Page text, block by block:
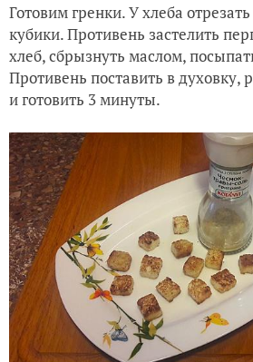
Готовим гренки. У хлеба
кубики. Противень застелить
хлеб, сбрызнуть маслом,
Противень поставить в духовку,
и готовить 3 минуты.